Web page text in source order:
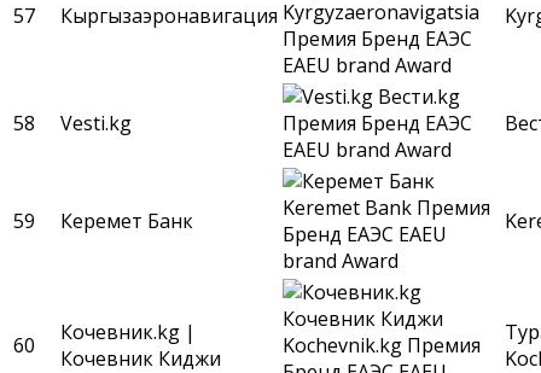
57 Кыргызаэронавигация
58 Vesti.kg
59 Керемет Банк
60
Кочевник.kg |
Кочевник Киджи